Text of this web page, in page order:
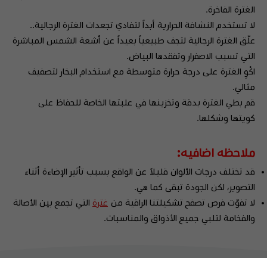
الغترة الفاخرة.
لا تستخدم النشافة الحرارية أبداً لتفادي تجعدات الغترة الرجالية..
علّق الغترة الرجالية لتجف طبيعياً بعيداً عن أشعة الشمس المباشرة
التي تسبب الاصفرار وتفقدها البياض.
اكْوِ الغترة على درجة حرارة متوسطة مع استخدام البخار لتصفيف
مثالي.
قم بطي الغترة بدقة وتخزينها في علبتها الخاصة للحفاظ على
كويتها وشكلها.
ملاحظه اضافيه:
قد تختلف درجات الألوان قليلاً عن الواقع بسبب تأثير الإضاءة أثناء
التصوير، لكن الجودة تبقى كما هي.
لا تفوّت فرص تصفح تشكيلتنا الراقية من غترة التي تجمع بين الأصالة
والفخامة لتلبي جميع الأذواق والمناسبات.